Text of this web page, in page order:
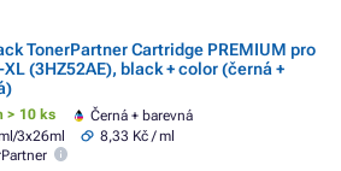
TonerPartner Cartridge PREMIUM pro
XL (3HZ52AE), black + color (černá +
> 10 ks
Černá + barevná
3x26ml
8,33 Kč / ml